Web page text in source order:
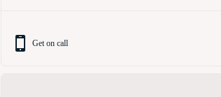
Get on call